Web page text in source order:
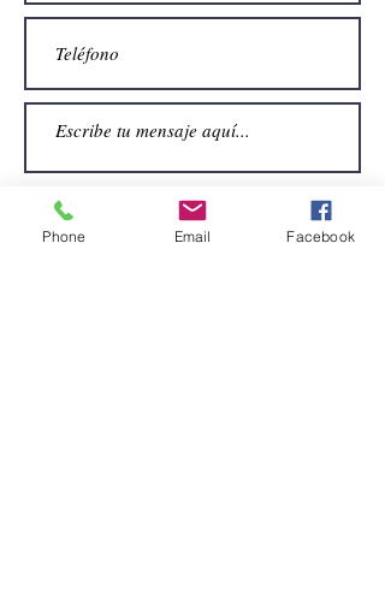
Enviar
Phone Email Facebook